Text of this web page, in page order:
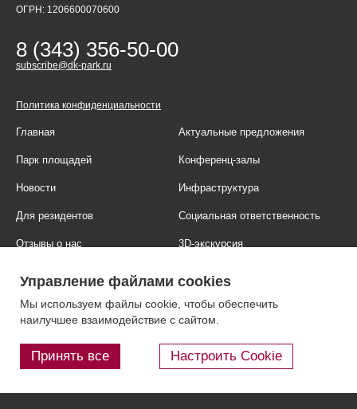
ОГРН: 1206600070600
8 (343) 356-50-00
subscribe@dk-park.ru
Политика конфиденциальности
Главная Актуальные предложения
Парк площадей Конференц-залы
Новости Инфраструктура
Для резидентов Социальная ответственность
Отзывы о нас 3D-экскурсия
Контакты Блог
Управление файлами cookies
Мы используем файлы cookie, чтобы обеспечить
наилучшее взаимодействие с сайтом.
Принять все Настроить Cookie